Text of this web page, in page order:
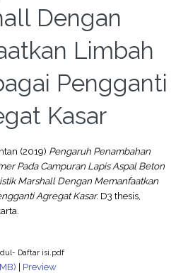
Dengan
Limbah
Pengganti
Kasar
(2019) Pengaruh Penambahan
Pada Campuran Lapis Aspal Beton
Marshall Dengan Memanfaatkan
Agregat Kasar. D3 thesis,
Daftar isi.pdf
| Preview